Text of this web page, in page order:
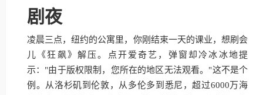
剧夜
凌晨三点，纽约的公寓里，你刚结束一天的课业，想刷会
儿《狂飙》解压。点开爱奇艺，弹窗却冷冰冰地提
示："由于版权限制，您所在的地区无法观看。"这不是个
例。从洛杉矶到伦敦，从多伦多到悉尼，超过6000万海